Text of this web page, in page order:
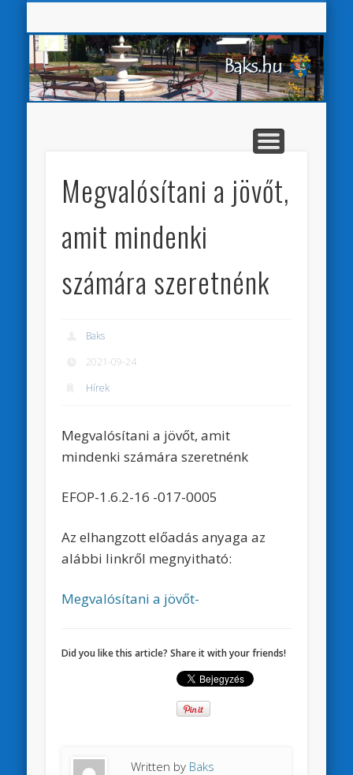
Megvalósítani a jövőt,
amit mindenki
számára szeretnénk
Baks
2021-09-24
Hírek
Megvalósítani a jövőt, amit
mindenki számára szeretnénk
EFOP-1.6.2-16 -017-0005
Az elhangzott előadás anyaga az
alábbi linkről megnyitható:
Megvalósítani a jövőt-
Did you like this article? Share it with your friends!
Written by Baks